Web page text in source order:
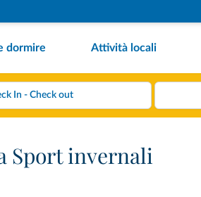
dormire Attività locali
Sport invernali